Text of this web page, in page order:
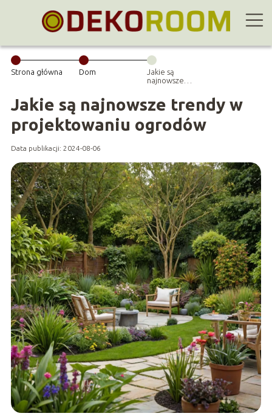
Strona główna Dom
Jakie są
najnowsze
projektowaniu
ogrodów
Jakie są najnowsze trendy w
projektowaniu ogrodów
Data publikacji: 2024-08-06